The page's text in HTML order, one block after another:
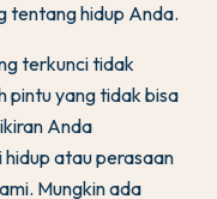
tentang hidup Anda.
terkunci tidak
pintu yang tidak bisa
Anda
atau perasaan
Mungkin ada